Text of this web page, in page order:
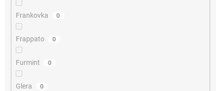
Frankovka 0
Frappato 0
Furmint 0
Glera 0